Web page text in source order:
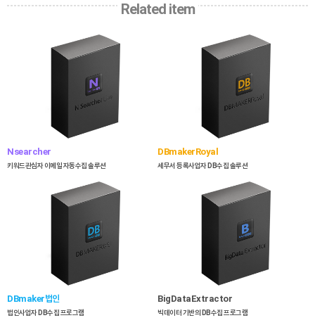
Related item
Nsearcher
키워드관심자 이메일 자동수집 솔루션
DBmakerRoyal
세무서 등록사업자 DB수집 솔루션
DBmaker법인
법인사업자 DB수집 프로그램
BigDataExtractor
빅데이터 기반의 DB수집 프로그램